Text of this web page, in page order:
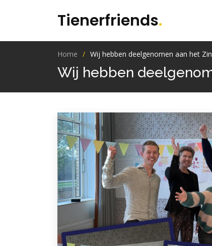
Tienerfriends.
Home Wij hebben deelgenomen aan het
Wij hebben